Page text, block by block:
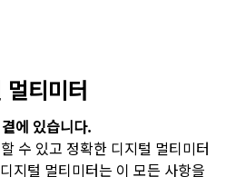
티미터
에 있습니다.
수 있고 정확한 디지털 멀티미터
지털 멀티미터는 이 모든 사항을